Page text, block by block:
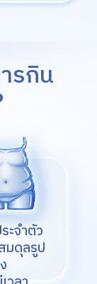
รกิน
ะจำตัว
มดุลรูป